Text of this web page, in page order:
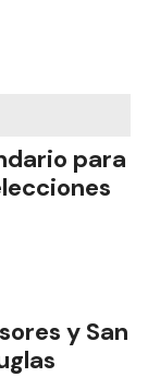
para
y San